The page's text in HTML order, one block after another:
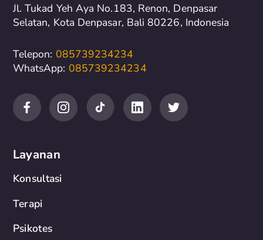
Jl. Tukad Yeh Aya No.183, Renon, Denpasar
Selatan, Kota Denpasar, Bali 80226, Indonesia
Telepon: 085739234234
WhatsApp: 085739234234
Layanan
Konsultasi
Terapi
Psikotes